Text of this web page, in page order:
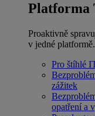
Platforma
Proaktivně
v jedné platformě.
Pro štíhlé
zážitek
opatření a